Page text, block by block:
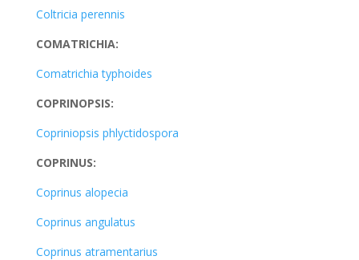
Coltricia perennis
COMATRICHIA:
Comatrichia typhoides
COPRINOPSIS:
Copriniopsis phlyctidospora
COPRINUS:
Coprinus alopecia
Coprinus angulatus
Coprinus atramentarius